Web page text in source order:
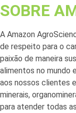
SOBRE
A Amazon
de respeito para o
paixão de maneira
alimentos no mundo
aos nossos clientes
minerais,
para atender todas